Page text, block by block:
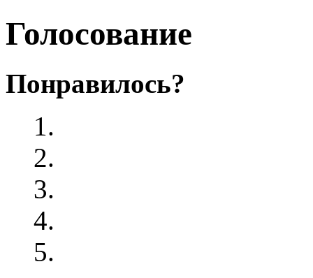
Голосование
Понравилось?